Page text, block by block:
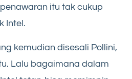
itu tak cukup
Intel.
kemudian disesali Pollini,
Lalu bagaimana dalam